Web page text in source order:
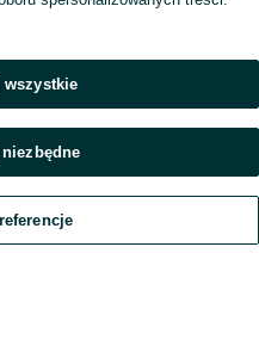
Czat Konto
wszystkie